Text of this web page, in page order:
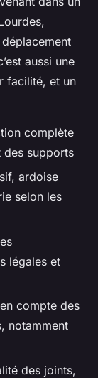
aussi une
facilité, et un
complète
des supports
ardoise
selon les
légales et
compte des
notamment
des joints,